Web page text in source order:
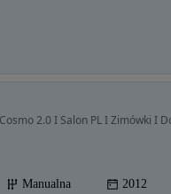
Manualna 2012